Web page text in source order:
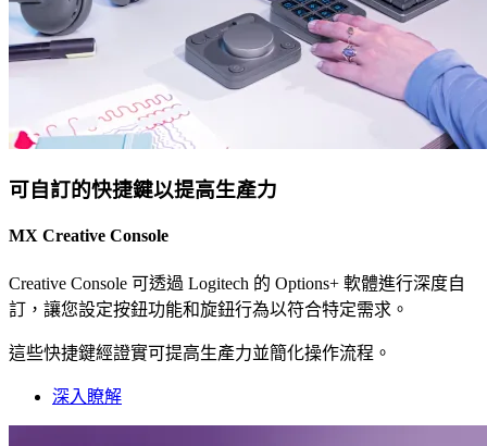
可自訂的快捷鍵以提高生產力
MX Creative Console
Creative Console 可透過 Logitech 的 Options+ 軟體進行深度自
訂，讓您設定按鈕功能和旋鈕行為以符合特定需求。
這些快捷鍵經證實可提高生產力並簡化操作流程。
深入瞭解